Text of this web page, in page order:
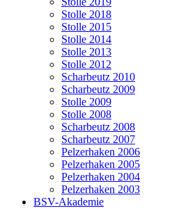
Stolle 2018
Stolle 2015
Stolle 2014
Stolle 2013
Stolle 2012
Scharbeutz 2010
Scharbeutz 2009
Stolle 2009
Stolle 2008
Scharbeutz 2008
Scharbeutz 2007
Pelzerhaken 2006
Pelzerhaken 2005
Pelzerhaken 2004
Pelzerhaken 2003
BSV-Akademie